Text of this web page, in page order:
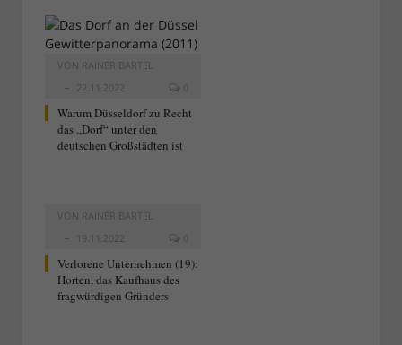
VON RAINER BARTEL
22.11.2022
0
Warum Düsseldorf zu Recht
das „Dorf“ unter den
deutschen Großstädten ist
VON RAINER BARTEL
19.11.2022
0
Verlorene Unternehmen (19):
Horten, das Kaufhaus des
fragwürdigen Gründers